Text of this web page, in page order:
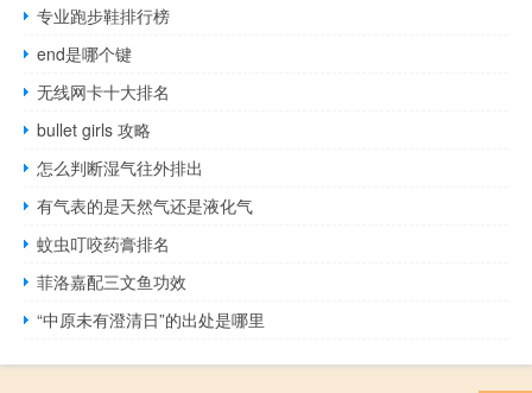
专业跑步鞋排行榜
end是哪个键
无线网卡十大排名
bullet girls 攻略
怎么判断湿气往外排出
有气表的是天然气还是液化气
蚊虫叮咬药膏排名
菲洛嘉配三文鱼功效
“中原未有澄清日”的出处是哪里